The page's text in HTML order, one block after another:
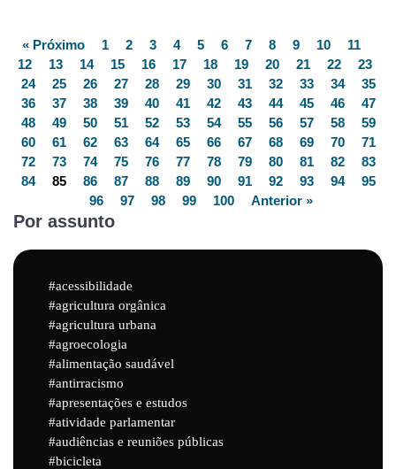
« Próximo 1 2 3 4 5 6 7 8 9 10
11
12
13 14 15 16 17 18 19 20 21 22
23
24
25 26 27 28 29 30 31 32 33 34
35
36
37 38 39 40 41 42 43 44 45 46
47
48
49 50 51 52 53 54 55 56 57 58
59
60
61 62 63 64 65 66 67 68 69 70
71
72
73 74 75 76 77 78 79 80 81 82
83
84
85 86 87 88 89 90 91 92 93 94
95
96
97 98 99 100 Anterior »
Por assunto
acessibilidade
agricultura orgânica
agricultura urbana
agroecologia
alimentação saudável
antirracismo
apresentações e estudos
atividade parlamentar
audiências e reuniões públicas
bicicleta